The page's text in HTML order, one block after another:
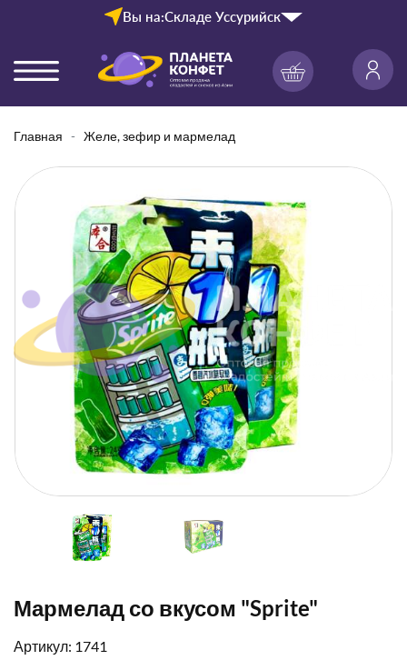
Вы на:Складе Уссурийск
Главная Желе, зефир и мармелад
Мармелад со вкусом "Sprite"
Артикул: 1741